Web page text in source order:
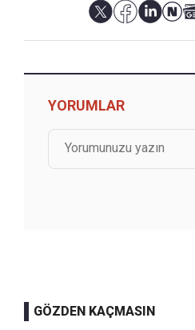
YORUMLAR
GÖZDEN KAÇMASIN